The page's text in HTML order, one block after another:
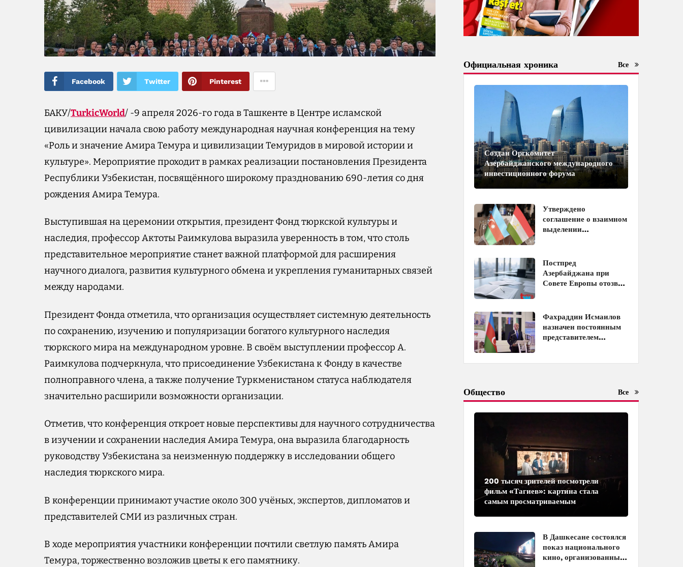
Facebook Twitter Pinterest
БАКУ/TurkicWorld/ -9 апреля 2026-го года в Ташкенте в Центре исламской
цивилизации начала свою работу международная научная конференция на тему
«Роль и значение Амира Темура и цивилизации Темуридов в мировой истории и
культуре». Мероприятие проходит в рамках реализации постановления Президента
Республики Узбекистан, посвящённого широкому празднованию 690-летия со дня
рождения Амира Темура.
Выступившая на церемонии открытия, президент Фонд тюркской культуры и
наследия, профессор Актоты Раимкулова выразила уверенность в том, что столь
представительное мероприятие станет важной платформой для расширения
научного диалога, развития культурного обмена и укрепления гуманитарных связей
между народами.
Президент Фонда отметила, что организация осуществляет системную деятельность
по сохранению, изучению и популяризации богатого культурного наследия
тюркского мира на международном уровне. В своём выступлении профессор А.
Раимкулова подчеркнула, что присоединение Узбекистана к Фонду в качестве
полноправного члена, а также получение Туркменистаном статуса наблюдателя
значительно расширили возможности организации.
Отметив, что конференция откроет новые перспективы для научного сотрудничества
в изучении и сохранении наследия Амира Темура, она выразила благодарность
руководству Узбекистана за неизменную поддержку в исследовании общего
наследия тюркского мира.
В конференции принимают участие около 300 учёных, экспертов, дипломатов и
представителей СМИ из различных стран.
В ходе мероприятия участники конференции почтили светлую память Амира
Темура, торжественно возложив цветы к его памятнику.
Официальная хроника Все
Создан Оргкомитет
Азербайджанского международного
инвестиционного форума
Утверждено
соглашение о взаимном
выделении
и Таджикистаном
Постпред
Азербайджана при
Совете Европы отозван
Фахраддин Исмаилов
назначен постоянным
представителем
Общество Все
200 тысяч зрителей посмотрели
фильм «Тагиев»: картина стала
самым просматриваемым
В Дашкесане состоялся
показ национального
кино, организованный